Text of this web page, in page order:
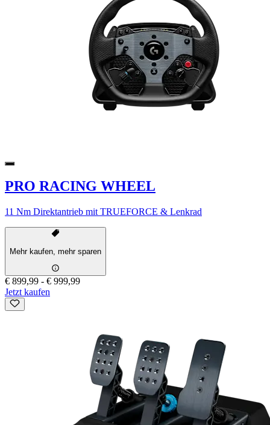
PRO RACING WHEEL
11 Nm Direktantrieb mit TRUEFORCE & Lenkrad
Mehr kaufen, mehr sparen
€ 899,99 - € 999,99
Jetzt kaufen